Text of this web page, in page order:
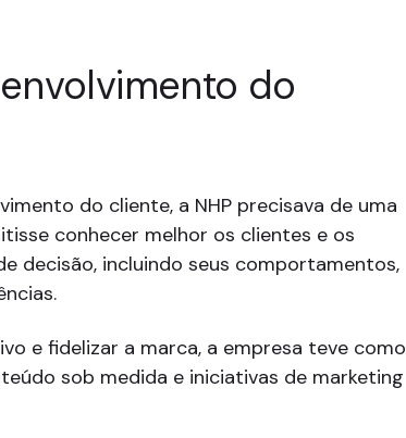
do
do cliente, a NHP precisava de uma
conhecer melhor os clientes e os
decisão, incluindo seus comportamentos,
e fidelizar a marca, a empresa teve como
sob medida e iniciativas de marketing